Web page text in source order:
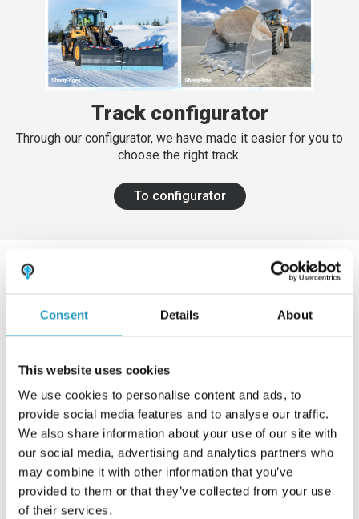
Consent Details About
This website uses cookies
We use cookies to personalise content and ads, to
provide social media features and to analyse our traffic.
We also share information about your use of our site with
our social media, advertising and analytics partners who
may combine it with other information that you’ve
provided to them or that they’ve collected from your use
of their services.
Track configurator
Through our configurator, we have made it easier for you to
choose the right track.
To configurator